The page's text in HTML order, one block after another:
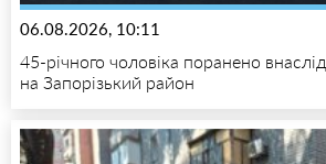
06.08.2026, 10:11
45-річного чоловіка поранено
на Запорізький район